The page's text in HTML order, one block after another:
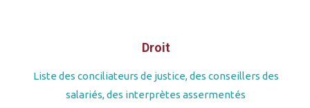
Droit
Liste des conciliateurs de justice, des conseillers des
salariés, des interprètes assermentés